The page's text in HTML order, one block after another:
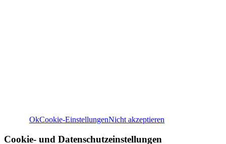
OkCookie-EinstellungenNicht akzeptieren
Cookie- und Datenschutzeinstellungen